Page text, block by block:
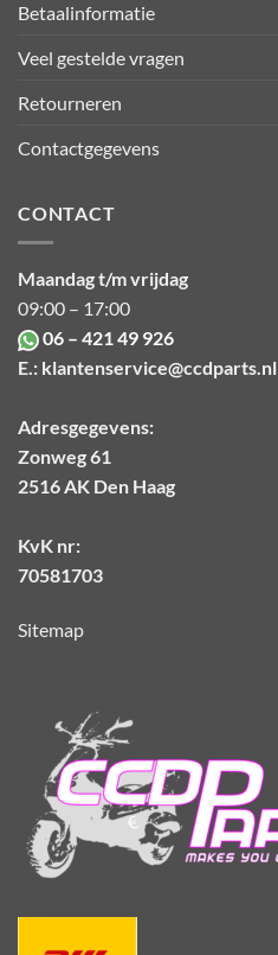
Betaalinformatie
Veel gestelde vragen
Retourneren
Contactgegevens
CONTACT
Maandag t/m vrijdag
09:00 – 17:00
06 – 421 49 926
E.: klantenservice@ccdparts.nl
Adresgegevens:
Zonweg 61
2516 AK Den Haag
KvK nr:
70581703
Sitemap